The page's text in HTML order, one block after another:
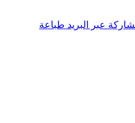
عبر البريد طباعة